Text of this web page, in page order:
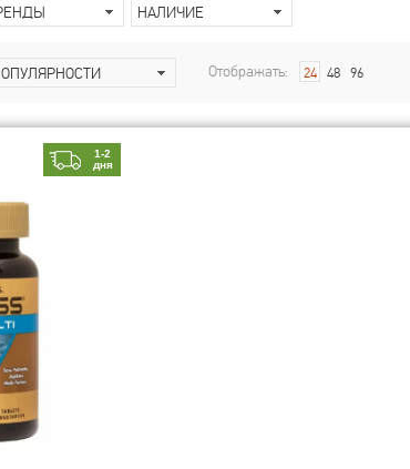
НАЛИЧИЕ
Отображать: 24 48 96
1-2
дня